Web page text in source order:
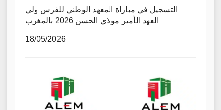
التسجيل في مباراة المعهد الوطني للفرس ولي
العهد الأمير مولاي الحسن 2026 بالمغرب
18/05/2026